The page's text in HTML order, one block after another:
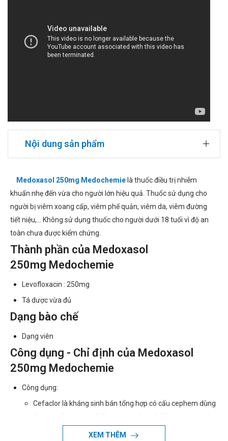
Nội dung sản phẩm
Medoxasol 250mg Medochemie là thuốc điều trị nhiễm
khuẩn nhẹ đến vừa cho người lớn hiệu quả. Thuốc sử dụng cho
người bị viêm xoang cấp, viêm phế quản, viêm da, viêm đường
tiết niệu,... Không sử dụng thuốc cho người dưới 18 tuổi vì độ an
toàn chưa được kiểm chứng.
Thành phần của Medoxasol
250mg Medochemie
Levofloxacin : 250mg
Tá dược vừa đủ
Dạng bào chế
Dạng viên
Công dụng - Chỉ định của Medoxasol
250mg Medochemie
Công dụng:
Cefaclor là kháng sinh bán tổng hợp có cấu cephem dùng
đường uống với cơ chế tương tự như các kháng sinh nhóm
cephalosporin thế hệ 2 khác thường dùng để tiêu diệt vi
XEM THÊM